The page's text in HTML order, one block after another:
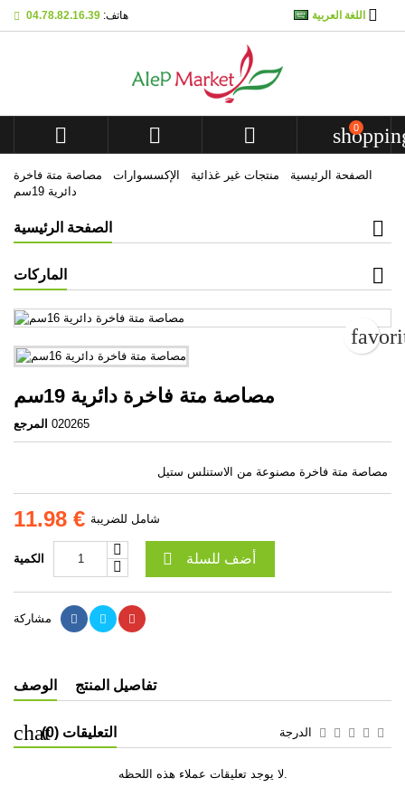
هاتف: 04.78.82.16.39 اللغة العربية 
   0
الصفحة الرئيسية منتجات غير غذائية الإكسسوارات
مصاصة متة فاخرة
دائرية 19سم
الصفحة الرئيسية
الماركات
مصاصة متة فاخرة دائرية 19سم
المرجع 020265
11.98 € شامل للضريبة
الكمية  أضف للسلة
مشاركة
الوصف تفاصيل المنتج
التعليقات (0) الدرجة
لا يوجد تعليقات عملاء هذه اللحظه.
Mes listes d'envies
add_circle_outline
Créer une nouvelle liste
Create wishlist
إلغاء Create
تسجيل الدخول
You need to be logged in to save products in your wishlist.